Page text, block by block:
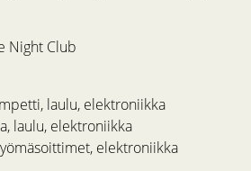
Night Club
laulu, elektroniikka
laulu, elektroniikka
elektroniikka